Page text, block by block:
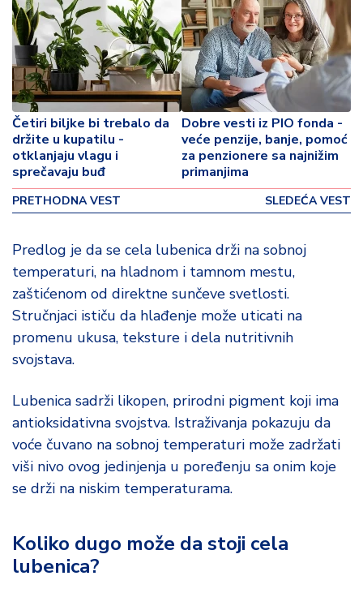
Četiri biljke bi trebalo da
držite u kupatilu -
otklanjaju vlagu i
sprečavaju buđ
PRETHODNA VEST
Dobre vesti iz PIO fonda -
veće penzije, banje, pomoć
za penzionere sa najnižim
primanjima
SLEDEĆA VEST
Predlog je da se cela lubenica drži na sobnoj
temperaturi, na hladnom i tamnom mestu,
zaštićenom od direktne sunčeve svetlosti.
Stručnjaci ističu da hlađenje može uticati na
promenu ukusa, teksture i dela nutritivnih
svojstava.
Lubenica sadrži likopen, prirodni pigment koji ima
antioksidativna svojstva. Istraživanja pokazuju da
voće čuvano na sobnoj temperaturi može zadržati
viši nivo ovog jedinjenja u poređenju sa onim koje
se drži na niskim temperaturama.
Koliko dugo može da stoji cela
lubenica?